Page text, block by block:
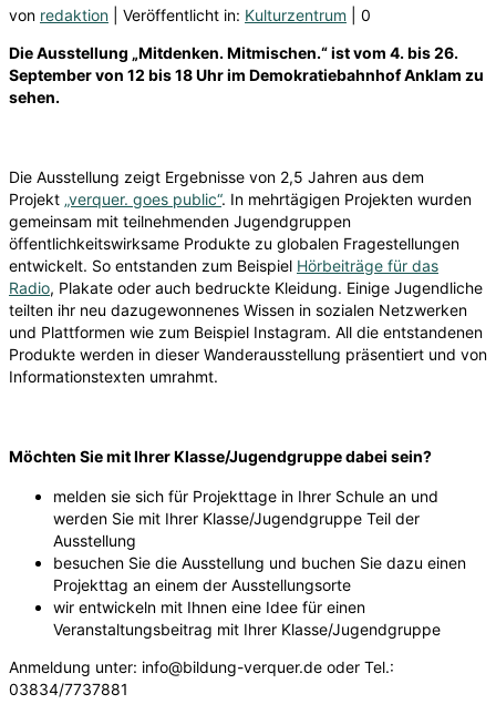
von redaktion Veröffentlicht in: Kulturzentrum
0
Die Ausstellung „Mitdenken. Mitmischen.“ ist vom 4. bis 26.
September von 12 bis 18 Uhr im Demokratiebahnhof Anklam zu
sehen.
Die Ausstellung zeigt Ergebnisse von 2,5 Jahren aus dem
Projekt „verquer. goes public“. In mehrtägigen Projekten wurden
gemeinsam mit teilnehmenden Jugendgruppen
öffentlichkeitswirksame Produkte zu globalen Fragestellungen
entwickelt. So entstanden zum Beispiel Hörbeiträge für das
Radio, Plakate oder auch bedruckte Kleidung. Einige Jugendliche
teilten ihr neu dazugewonnenes Wissen in sozialen Netzwerken
und Plattformen wie zum Beispiel Instagram. All die entstandenen
Produkte werden in dieser Wanderausstellung präsentiert und von
Informationstexten umrahmt.
Möchten Sie mit Ihrer Klasse/Jugendgruppe dabei sein?
melden sie sich für Projekttage in Ihrer Schule an und
werden Sie mit Ihrer Klasse/Jugendgruppe Teil der
Ausstellung
besuchen Sie die Ausstellung und buchen Sie dazu einen
Projekttag an einem der Ausstellungsorte
wir entwickeln mit Ihnen eine Idee für einen
Veranstaltungsbeitrag mit Ihrer Klasse/Jugendgruppe
Anmeldung unter: info@bildung-verquer.de oder Tel.:
03834/7737881